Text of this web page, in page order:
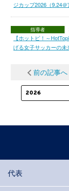
ジカップ2026（9.24
指導者
【ホットピ！～
げる女子サッカーの
前の記事へ
代表